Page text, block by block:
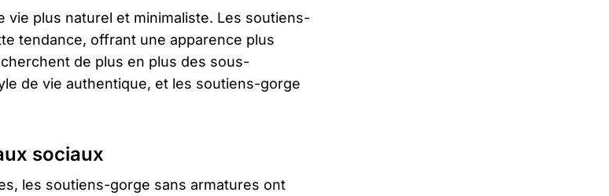
plus naturel et minimaliste. Les soutiens-
tendance, offrant une apparence plus
de plus en plus des sous-
de vie authentique, et les soutiens-gorge
sociaux
les soutiens-gorge sans armatures ont